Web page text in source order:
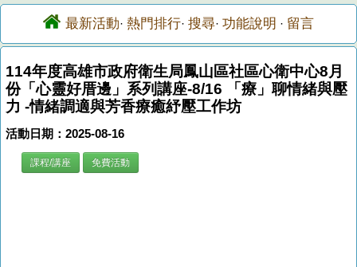
最新活動· 熱門排行· 搜尋· 功能說明 · 留言
114年度高雄市政府衛生局鳳山區社區心衛中心8月
份「心靈好厝邊」系列講座-8/16 「療」聊情緒與壓
力 -情緒調適與芳香療癒紓壓工作坊
活動日期：2025-08-16
課程/講座 免費活動